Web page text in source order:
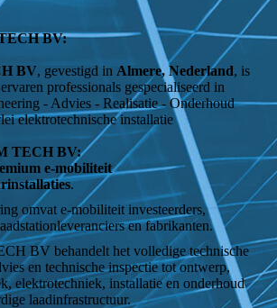
BV:
BV, gevestigd in Almere, Nederland, is
professionals gespecialiseerd in
- Advies - Realisatie - Onderhoud
elektrotechnische installatie
TECH BV:
e-mobiliteit
.
omvat e-mobiliteit investeerders,
en fabrikanten.
BV behandelt het volledige technische
en technische inspectie tot ontwerp,
elektrotechniek, installatie en onderhoud
laadinfrastructuur.